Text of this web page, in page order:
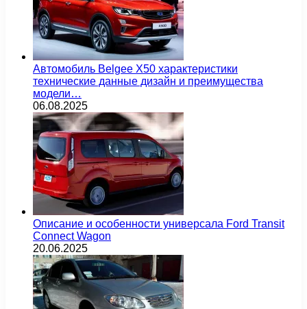
Автомобиль Belgee X50 характеристики
технические данные дизайн и преимущества
модели…
06.08.2025
Описание и особенности универсала Ford Transit
Connect Wagon
20.06.2025